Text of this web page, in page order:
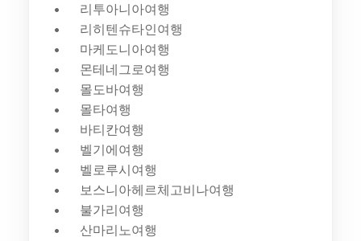
리투아니아여행
리히텐슈타인여행
마케도니아여행
몬테네그로여행
몰도바여행
몰타여행
바티칸여행
벨기에여행
벨로루시여행
보스니아헤르체고비나여행
불가리여행
산마리노여행